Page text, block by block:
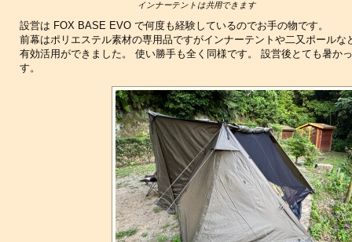
インナーテントは共用できます
設営は FOX BASE EVO で何度も経験しているのでお手の物です。
前幕はポリエステル素材の専用品ですがインナーテントや二又ポール
有効活用ができました。 使い勝手も全く同様です。 設営後とても暑か
す。